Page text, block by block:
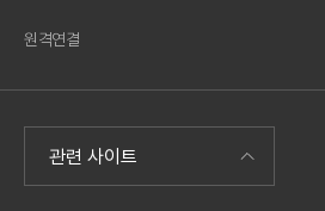
원격연결